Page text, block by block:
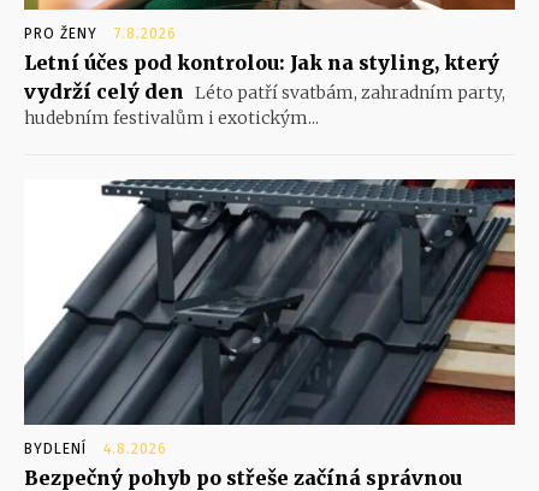
PRO ŽENY 7.8.2026
Letní účes pod kontrolou: Jak na styling, který
vydrží celý den
Léto patří svatbám, zahradním party,
hudebním festivalům i exotickým...
BYDLENÍ 4.8.2026
Bezpečný pohyb po střeše začíná správnou